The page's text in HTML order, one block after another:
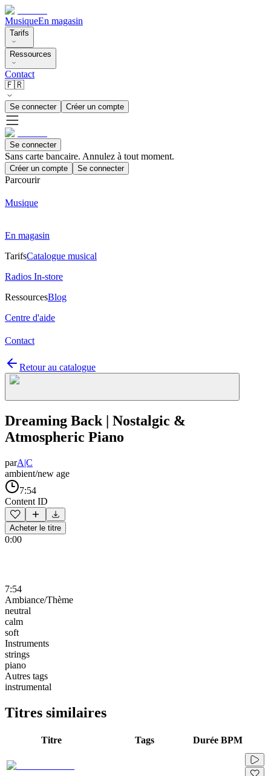
MusiqueEn magasin
Tarifs
Ressources
Contact
🇫🇷
Se connecter Créer un compte
Se connecter
Sans carte bancaire. Annulez à tout moment.
Créer un compte Se connecter
Parcourir
Musique
En magasin
TarifsCatalogue musical
Radios In-store
RessourcesBlog
Centre d'aide
Contact
Retour au catalogue
Dreaming Back | Nostalgic &
Atmospheric Piano
parA|C
ambient/new age
7:54
Content ID
Acheter le titre
0:00
7:54
Ambiance/Thème
neutral
calm
soft
Instruments
strings
piano
Autres tags
instrumental
Titres similaires
Titre Tags Durée BPM